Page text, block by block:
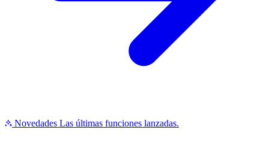
Novedades Las últimas funciones lanzadas.